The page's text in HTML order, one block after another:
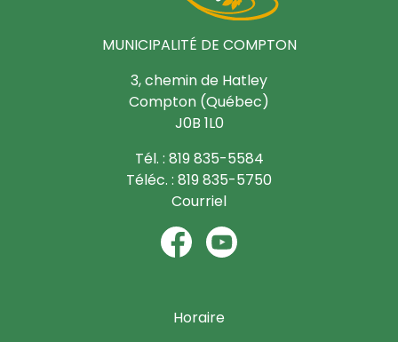
MUNICIPALITÉ DE COMPTON
3, chemin de Hatley
Compton (Québec)
J0B 1L0
Tél. : 819 835-5584
Téléc. : 819 835-5750
Courriel
Horaire